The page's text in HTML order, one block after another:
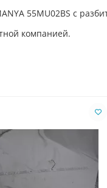
55MU02BS с
компанией.